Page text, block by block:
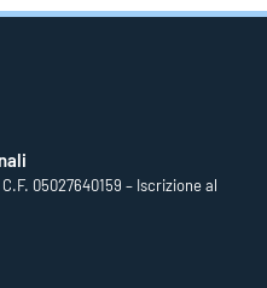
05027640159 – Iscrizione al